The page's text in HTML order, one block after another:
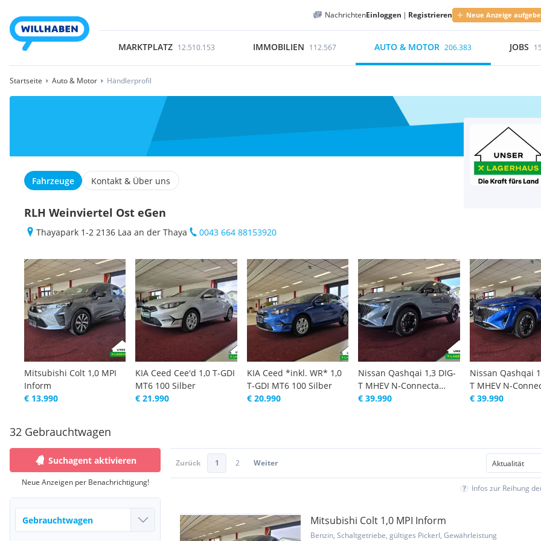
NachrichtenEinloggen | Registrieren Neue Anzeige
MARKTPLATZ 12.510.153 IMMOBILIEN 112.567 AUTO & MOTOR 206.383 JOBS
Startseite Auto & Motor Händlerprofil
Fahrzeuge Kontakt & Über uns
RLH Weinviertel Ost eGen
Thayapark 1-2 2136 Laa an der Thaya 0043 664 88153920
Mitsubishi Colt 1,0 MPI
Inform
€ 13.990
KIA Ceed Cee'd 1,0 T-GDI
MT6 100 Silber
€ 21.990
KIA Ceed *inkl. WR* 1,0
T-GDI MT6 100 Silber
€ 20.990
Nissan Qashqai 1,3 DIG-
T MHEV N-Connecta
Xtronic 158
€ 39.990
Nissan Qashqai
T MHEV N-
€ 39.990
32 Gebrauchtwagen
Zurück 1 2 Weiter
Infos zur Reihung
Mitsubishi Colt 1,0 MPI Inform
Benzin, Schaltgetriebe, gültiges Pickerl, Gewährleistung
Suchagent aktivieren
Neue Anzeigen per Benachrichtigung!